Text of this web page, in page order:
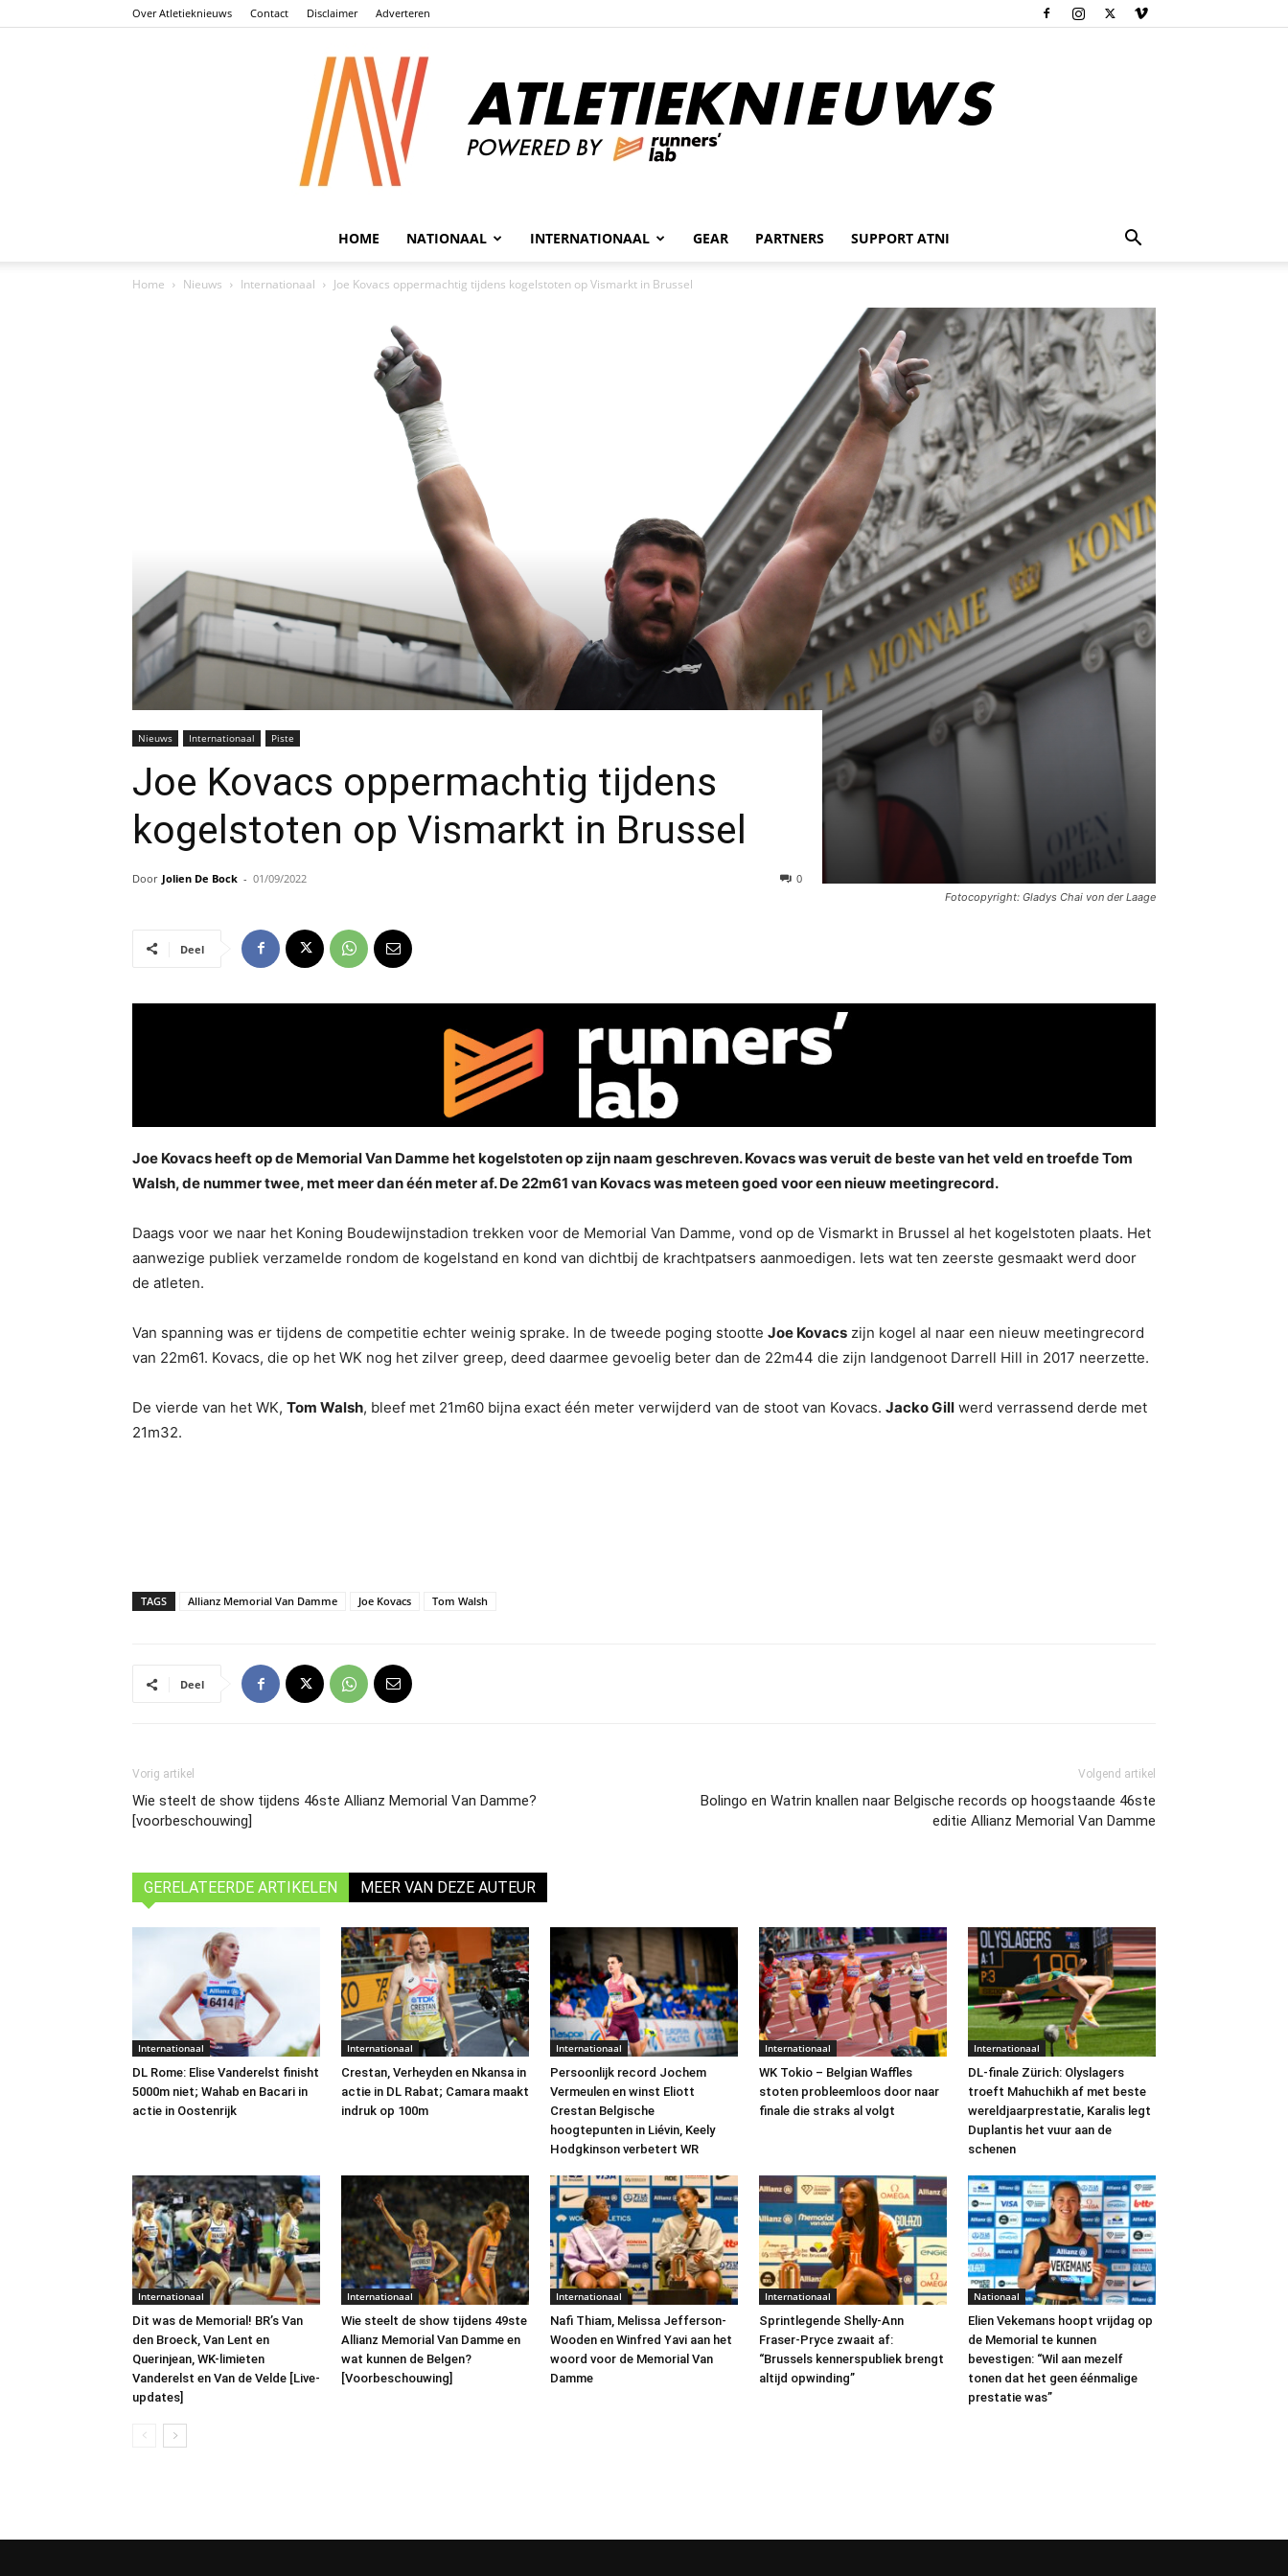
Over Atletieknieuws Contact Disclaimer Adverteren
Atletieknieuws
HOME NATIONAAL INTERNATIONAAL GEAR PARTNERS SUPPORT ATNI
Home Nieuws Internationaal Joe Kovacs oppermachtig tijdens kogelstoten op Vismarkt in Brussel
Fotocopyright: Gladys Chai von der Laage
Nieuws Internationaal Piste
Joe Kovacs oppermachtig tijdens
kogelstoten op Vismarkt in Brussel
Door Jolien De Bock - 01/09/2022 0
Deel
Joe Kovacs heeft op de Memorial Van Damme het kogelstoten op zijn naam geschreven. Kovacs was veruit de beste van het veld en troefde Tom
Walsh, de nummer twee, met meer dan één meter af. De 22m61 van Kovacs was meteen goed voor een nieuw meetingrecord.
Daags voor we naar het Koning Boudewijnstadion trekken voor de Memorial Van Damme, vond op de Vismarkt in Brussel al het kogelstoten plaats. Het
aanwezige publiek verzamelde rondom de kogelstand en kond van dichtbij de krachtpatsers aanmoedigen. Iets wat ten zeerste gesmaakt werd door
de atleten.
Van spanning was er tijdens de competitie echter weinig sprake. In de tweede poging stootte Joe Kovacs zijn kogel al naar een nieuw meetingrecord
van 22m61. Kovacs, die op het WK nog het zilver greep, deed daarmee gevoelig beter dan de 22m44 die zijn landgenoot Darrell Hill in 2017 neerzette.
De vierde van het WK, Tom Walsh, bleef met 21m60 bijna exact één meter verwijderd van de stoot van Kovacs. Jacko Gill werd verrassend derde met
21m32.
TAGS Allianz Memorial Van Damme Joe Kovacs Tom Walsh
Deel
Vorig artikel
Wie steelt de show tijdens 46ste Allianz Memorial Van Damme?
[voorbeschouwing]
Volgend artikel
Bolingo en Watrin knallen naar Belgische records op hoogstaande 46ste
editie Allianz Memorial Van Damme
GERELATEERDE ARTIKELEN MEER VAN DEZE AUTEUR
Internationaal
DL Rome: Elise Vanderelst finisht
5000m niet; Wahab en Bacari in
actie in Oostenrijk
Internationaal
Crestan, Verheyden en Nkansa in
actie in DL Rabat; Camara maakt
indruk op 100m
Internationaal
Persoonlijk record Jochem
Vermeulen en winst Eliott
Crestan Belgische
hoogtepunten in Liévin, Keely
Hodgkinson verbetert WR
Internationaal
WK Tokio – Belgian Waffles
stoten probleemloos door naar
finale die straks al volgt
Internationaal
DL-finale Zürich: Olyslagers
troeft Mahuchikh af met beste
wereldjaarprestatie, Karalis legt
Duplantis het vuur aan de
schenen
Internationaal
Dit was de Memorial! BR’s Van
den Broeck, Van Lent en
Querinjean, WK-limieten
Vanderelst en Van de Velde [Live-
updates]
Internationaal
Wie steelt de show tijdens 49ste
Allianz Memorial Van Damme en
wat kunnen de Belgen?
[Voorbeschouwing]
Internationaal
Nafi Thiam, Melissa Jefferson-
Wooden en Winfred Yavi aan het
woord voor de Memorial Van
Damme
Internationaal
Sprintlegende Shelly-Ann
Fraser-Pryce zwaait af:
“Brussels kennerspubliek brengt
altijd opwinding”
Nationaal
Elien Vekemans hoopt vrijdag op
de Memorial te kunnen
bevestigen: “Wil aan mezelf
tonen dat het geen éénmalige
prestatie was”